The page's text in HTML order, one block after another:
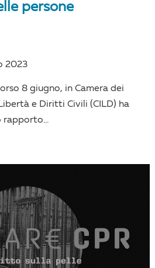
persone
2023
8 giugno, in Camera dei
e Diritti Civili (CILD) ha
rapporto...